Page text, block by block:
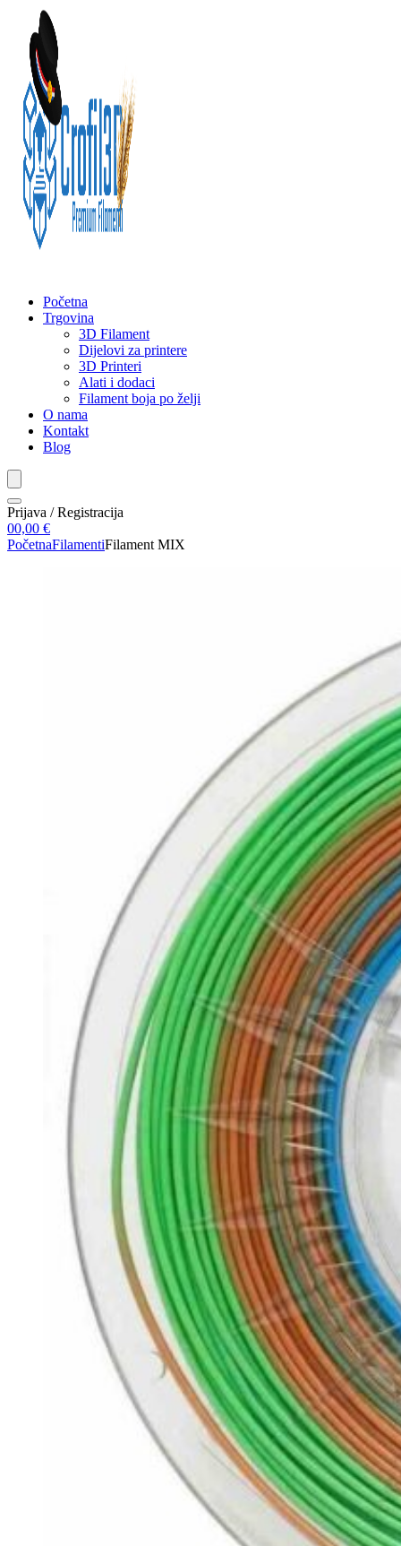
Početna
Trgovina
3D Filament
Dijelovi za printere
3D Printeri
Alati i dodaci
Filament boja po želji
O nama
Kontakt
Blog
Prijava / Registracija
00,00 €
PočetnaFilamentiFilament MIX